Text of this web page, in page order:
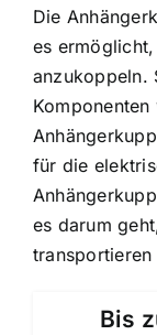
Die
es
anzukoppeln.
für die
es darum
transportieren
Bis